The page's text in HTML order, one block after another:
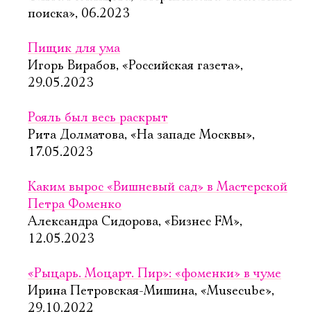
поиска», 06.2023
Пищик для ума
Игорь Вирабов, «Российская газета»,
29.05.2023
Рояль был весь раскрыт
Рита Долматова, «На западе Москвы»,
17.05.2023
Каким вырос «Вишневый сад» в Мастерской
Петра Фоменко
Александра Сидорова, «Бизнес FM»,
12.05.2023
«Рыцарь. Моцарт. Пир»: «фоменки» в чуме
Ирина Петровская-Мишина, «Musecube»,
29.10.2022